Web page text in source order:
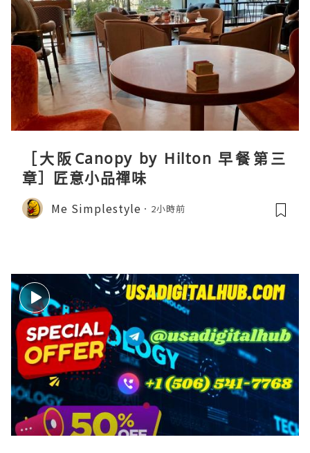
［大阪Canopy by Hilton 早餐第三
章］匠意小品禪味
Me Simplestyle 2小時前